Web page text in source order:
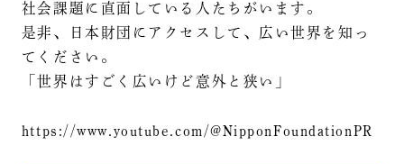
社会課題に直面している人たちがいます。
是非、日本財団にアクセスして、広い世界を知っ
てください。
「世界はすごく広いけど意外と狭い」
https://www.youtube.com/@NipponFoundationPR